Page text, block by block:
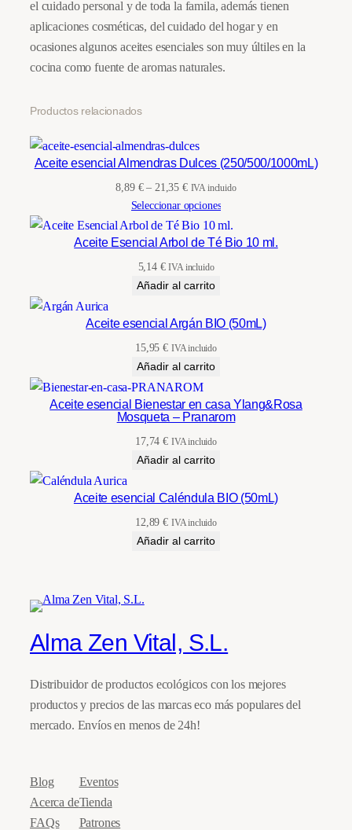
i
d
a
d
el cuidado personal y de toda la famila, además tienen
aplicaciones cosméticas, del cuidado del hogar y en
ocasiones algunos aceites esenciales son muy últiles en la
cocina como fuente de aromas naturales.
Productos relacionados
Aceite esencial Almendras Dulces (250/500/1000mL)
8,89 € – 21,35 €Rango
de
precios:
desde
IVA incluido
Seleccionar opciones
Aceite Esencial Arbol de Té Bio 10 ml.
5,14 € IVA incluido
Añadir al carrito
Aceite esencial Argán BIO (50mL)
15,95€ IVA incluido
Añadir al carrito
Aceite esencial Bienestar en casa Ylang&Rosa
Mosqueta – Pranarom
17,74€ IVA incluido
Añadir al carrito
Aceite esencial Caléndula BIO (50mL)
12,89€ IVA incluido
Añadir al carrito
Alma Zen Vital, S.L.
Distribuidor de productos ecológicos con los mejores
productos y precios de las marcas eco más populares del
mercado. Envíos en menos de 24h!
Blog
Acerca de
FAQs
Eventos
Tienda
Patrones